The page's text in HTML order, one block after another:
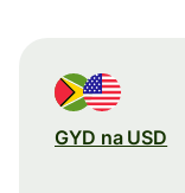
GYD na USD